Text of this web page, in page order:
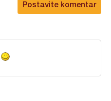
Postavite komentar